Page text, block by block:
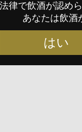
年度本格焼酎
律で飲酒が認め
あなたは飲酒
はい